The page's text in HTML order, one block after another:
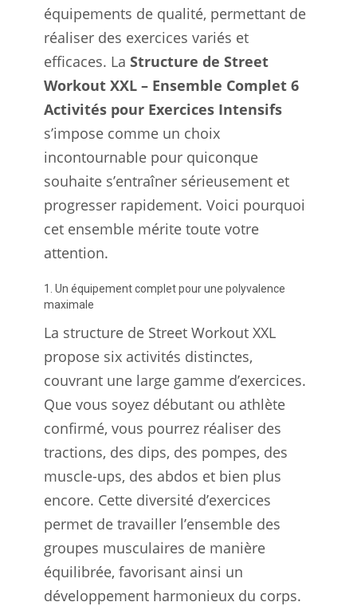
équipements de qualité, permettant de
réaliser des exercices variés et
efficaces. La Structure de Street
Workout XXL – Ensemble Complet 6
Activités pour Exercices Intensifs
s’impose comme un choix
incontournable pour quiconque
souhaite s’entraîner sérieusement et
progresser rapidement. Voici pourquoi
cet ensemble mérite toute votre
attention.
1. Un équipement complet pour une polyvalence
maximale
La structure de Street Workout XXL
propose six activités distinctes,
couvrant une large gamme d’exercices.
Que vous soyez débutant ou athlète
confirmé, vous pourrez réaliser des
tractions, des dips, des pompes, des
muscle-ups, des abdos et bien plus
encore. Cette diversité d’exercices
permet de travailler l’ensemble des
groupes musculaires de manière
équilibrée, favorisant ainsi un
développement harmonieux du corps.